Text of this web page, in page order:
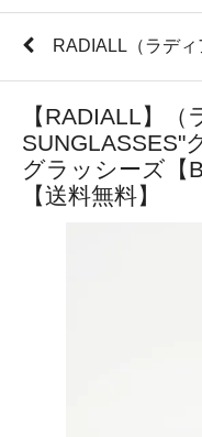
RADIALL（ラディ
【RADIALL】
SUNGLASSES"
グラッシーズ【
【送料無料】